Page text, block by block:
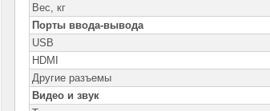
Вес, кг
Порты ввода-вывода
USB
HDMI
Другие разъемы
Видео и звук